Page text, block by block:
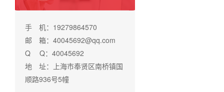
手 机：19279864570
邮 箱：40045692@qq.com
Q Q：40045692
地 址：上海市奉贤区南桥镇国
顺路936号5幢